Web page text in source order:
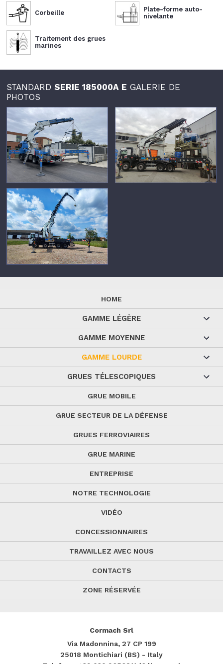
Corbeille
Plate-forme auto-
nivelante
Traitement des grues
marines
STANDARDSERIE 185000A E GALERIE DE
PHOTOS
HOME
GAMME LÉGÈRE
GAMME MOYENNE
GAMME LOURDE
GRUES TÉLESCOPIQUES
GRUE MOBILE
GRUE SECTEUR DE LA DÉFENSE
GRUES FERROVIAIRES
GRUE MARINE
ENTREPRISE
NOTRE TECHNOLOGIE
VIDÉO
CONCESSIONNAIRES
TRAVAILLEZ AVEC NOUS
CONTACTS
ZONE RÉSERVÉE
Cormach Srl
Via Madonnina, 27 CP 199
25018 Montichiari (BS) - Italy